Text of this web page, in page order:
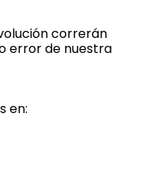
correrán
error de nuestra
en: